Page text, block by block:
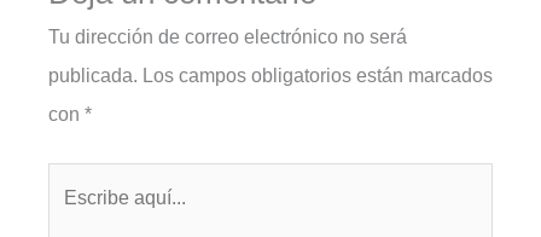
Tu dirección de correo electrónico no será
publicada. Los campos obligatorios están marcados
con *